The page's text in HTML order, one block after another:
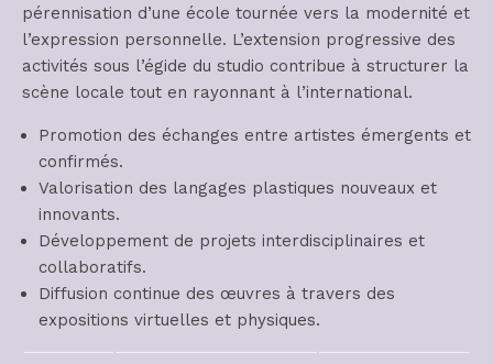
pérennisation d’une école tournée vers la modernité et
l’expression personnelle. L’extension progressive des
activités sous l’égide du studio contribue à structurer la
scène locale tout en rayonnant à l’international.
Promotion des échanges entre artistes émergents et
confirmés.
Valorisation des langages plastiques nouveaux et
innovants.
Développement de projets interdisciplinaires et
collaboratifs.
Diffusion continue des œuvres à travers des
expositions virtuelles et physiques.